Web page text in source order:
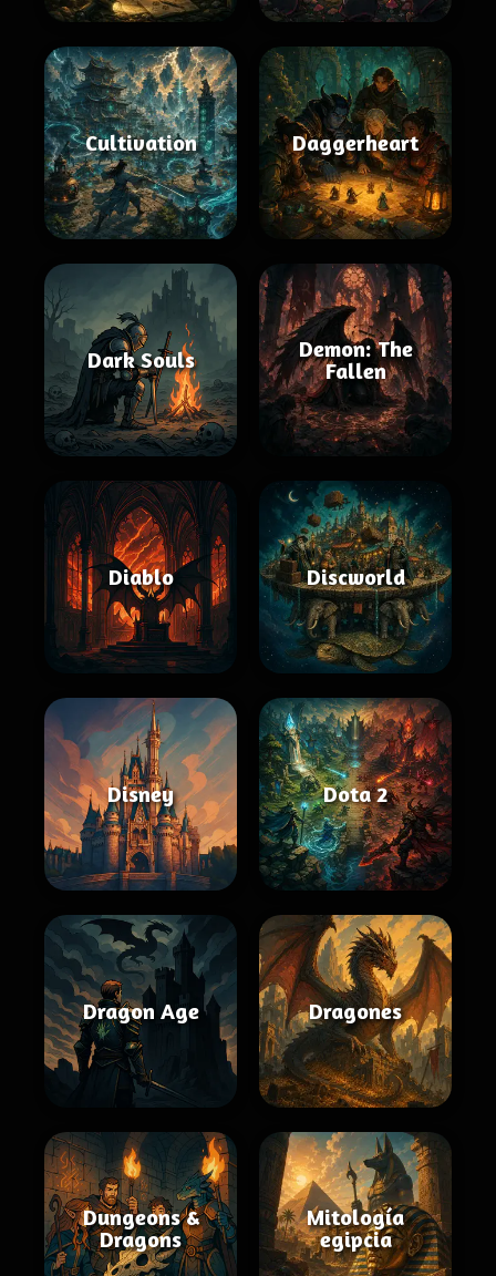
Cultivation Daggerheart
Dark Souls
Demon: The
Fallen
Diablo Discworld
Disney Dota 2
Dragon Age Dragones
Dungeons &
Dragons
Mitología
egipcia